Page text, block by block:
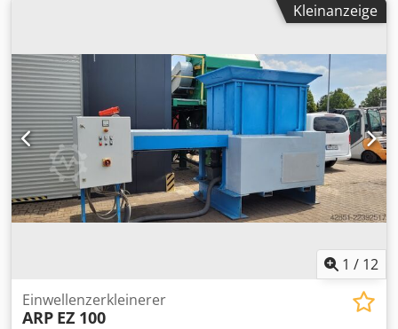
Kleinanzeige
1 / 12
Einwellenzerkleinerer
ARP EZ 100